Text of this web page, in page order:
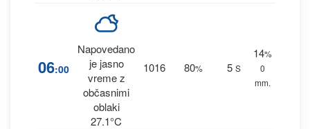
06:00
Napovedano
je jasno
vreme z
občasnimi
oblaki
27.1°C
1016 80% 5 S
14%
0
mm.